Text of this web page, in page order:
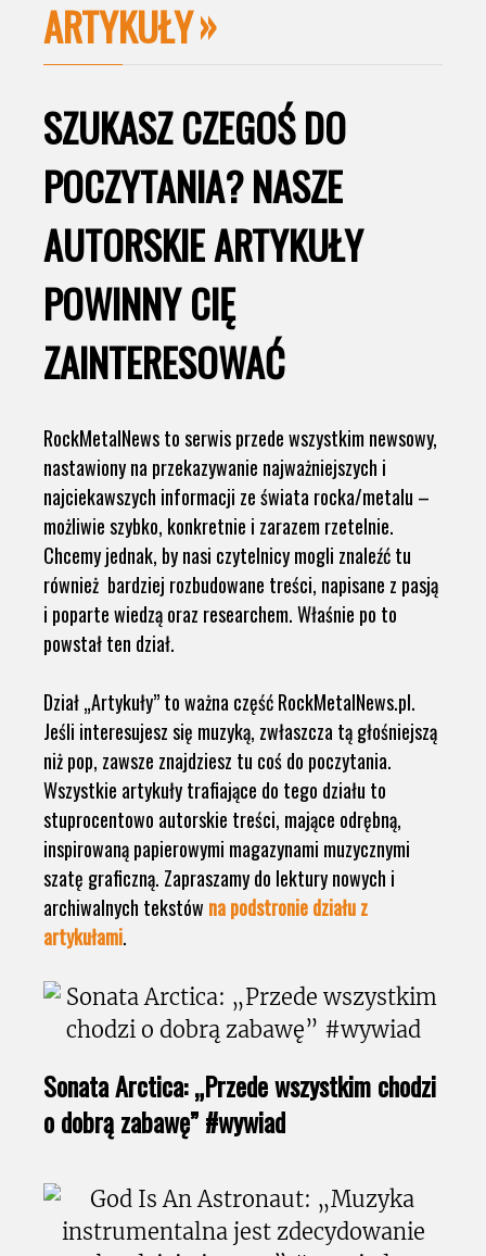
ARTYKUŁY
SZUKASZ CZEGOŚ DO
POCZYTANIA? NASZE
AUTORSKIE ARTYKUŁY
POWINNY CIĘ
ZAINTERESOWAĆ
RockMetalNews to serwis przede wszystkim newsowy,
nastawiony na przekazywanie najważniejszych i
najciekawszych informacji ze świata rocka/metalu –
możliwie szybko, konkretnie i zarazem rzetelnie.
Chcemy jednak, by nasi czytelnicy mogli znaleźć tu
również bardziej rozbudowane treści, napisane z pasją
i poparte wiedzą oraz researchem. Właśnie po to
powstał ten dział.
Dział „Artykuły” to ważna część RockMetalNews.pl.
Jeśli interesujesz się muzyką, zwłaszcza tą głośniejszą
niż pop, zawsze znajdziesz tu coś do poczytania.
Wszystkie artykuły trafiające do tego działu to
stuprocentowo autorskie treści, mające odrębną,
inspirowaną papierowymi magazynami muzycznymi
szatę graficzną. Zapraszamy do lektury nowych i
archiwalnych tekstów na podstronie działu z
artykułami.
Sonata Arctica: „Przede wszystkim chodzi
o dobrą zabawę” #wywiad